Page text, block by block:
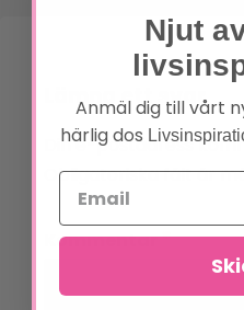
Lämna ett svar
Din e-postadress
Obligatoriska fält är
Kommentar*
Njut
Anmäl dig till vårt
härlig dos